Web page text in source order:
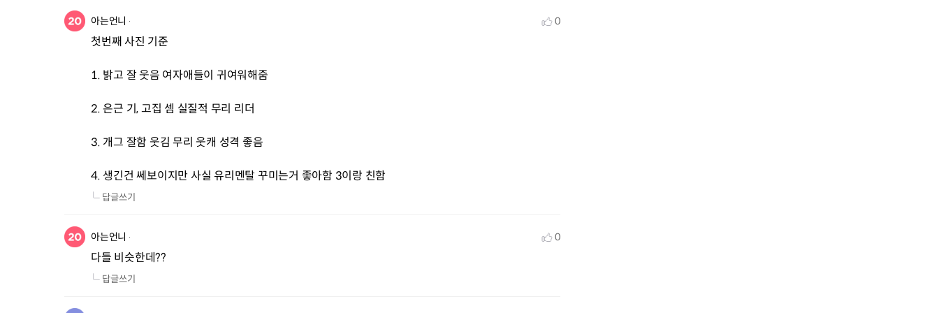
아는언니 0
첫번째 사진 기준
1. 밝고 잘 웃음 여자애들이 귀여워해줌
2. 은근 기, 고집 셈 실질적 무리 리더
3. 개그 잘함 웃김 무리 웃캐 성격 좋음
4. 생긴건 쎄보이지만 사실 유리멘탈 꾸미는거 좋아함 3이랑 친함
답글쓰기
아는언니 0
다들 비슷한데??
답글쓰기